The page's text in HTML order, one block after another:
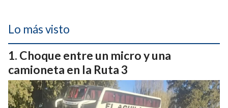
Lo más visto
Choque entre un micro y una
camioneta en la Ruta 3